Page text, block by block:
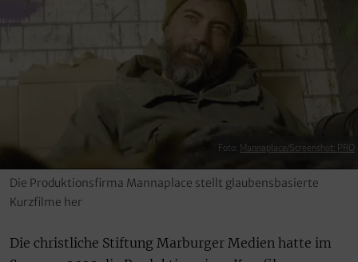
Foto: Mannaplace/Screenshot: PRO
Die Produktionsfirma Mannaplace stellt glaubensbasierte
Kurzfilme her
Die christliche Stiftung Marburger Medien hatte im